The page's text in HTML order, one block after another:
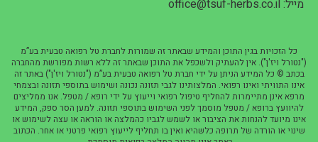
מייל: office@tsuf-herbs.co.il
כל הזכויות בגין התוכן והמידע שבאתר זה שמורות לחברת טל רפואה טבעית בע”מ
("נטורל ויז'ן"). אין להעתיק ולשכפל את התוכן שבאתר זה ללא רשות מפורשת מהחברה
בכתב © כל המידע הניתן על ידי חברת טל רפואה טבעית בע”מ ("נטורל ויז'ן") באתר זה
אינו התוויתי ואינו רפואי. המלצותינו לגבי תזונה נכונה ושימוש בתוספי תזונה ובצמחי
מרפא אינן מתיימרות להחליף טיפול רפואי וייעוץ על ידי רופא / מטפל. אנו ממליצים
להיוועץ ברופא / מטפל מוסמך לפני השימוש בתוספי תזונה. למען הסר ספק, המידע
אינו מיועד להנחות את הציבור או לשמש לגביו כהמלצה או הוראה או עצה לשימוש או
שינוי או הורדה של תרופה כלשהיא ואין בו תחליף לייעוץ רפואי פרטני או אחר. הכתוב